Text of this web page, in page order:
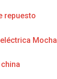
repuesto
Mocha